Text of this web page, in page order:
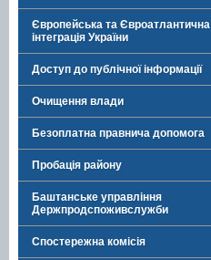
Європейська та Євроатлантична
інтеграція України
Доступ до публічної інформації
Очищення влади
Безоплатна правнича допомога
Пробація району
Баштанське управління
Держпродспоживслужби
Спостережна комісія